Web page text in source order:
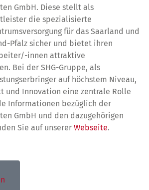
GmbH. Diese stellt als
die spezialisierte
für das Saarland und
Pfalz sicher und bietet ihren
innen attraktive
Bei der SHG-Gruppe, als
auf höchstem Niveau,
und Innovation eine zentrale Rolle
Informationen bezüglich der
GmbH und den dazugehörigen
Sie auf unserer Webseite.